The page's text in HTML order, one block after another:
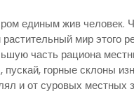
единым жив человек.
мир этого
часть рациона
горные склоны
и от суровых